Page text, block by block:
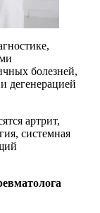
болезней,
дегенерацией
артрит,
системная